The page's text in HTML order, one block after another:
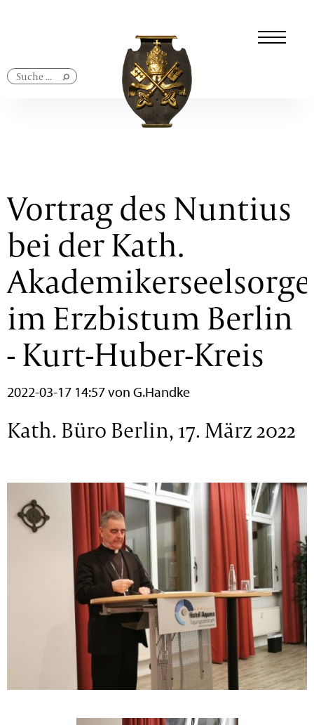
Vortrag des Nuntius
bei der Kath.
Akademikerseelsorge
im Erzbistum Berlin
- Kurt-Huber-Kreis
2022-03-17 14:57von G.Handke
Kath. Büro Berlin, 17. März 2022